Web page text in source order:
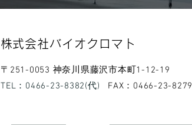
​株式会社バイオクロマト​
​〒251-0053 神奈川県藤沢市本町1-12-19
​TEL：0466-23-8382(代)
​FAX：0466-23-8279